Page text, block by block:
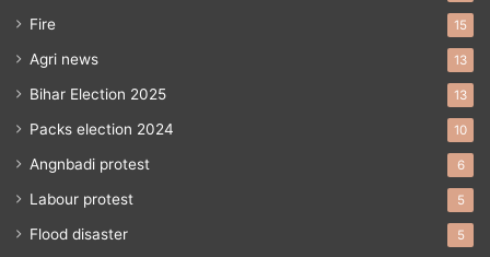
Fire 15
Agri news 13
Bihar Election 2025 13
Packs election 2024 10
Angnbadi protest 6
Labour protest 5
Flood disaster 5